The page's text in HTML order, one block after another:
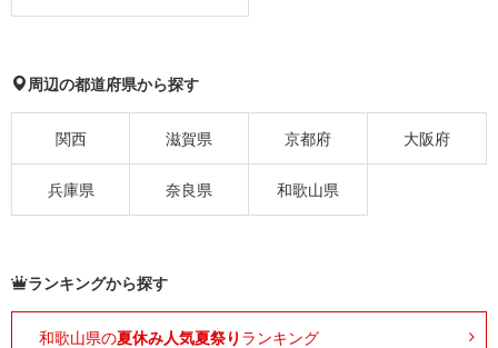
周辺の都道府県から探す
関西 滋賀県 京都府 大阪府
兵庫県 奈良県 和歌山県
ランキングから探す
和歌山県の夏休み人気夏祭り ランキング